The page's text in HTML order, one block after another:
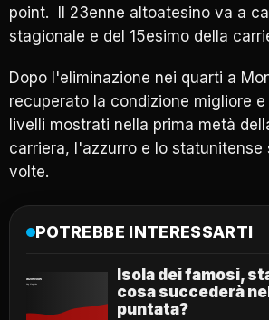
point. Il 23enne altoatesino va a
stagionale e del 15esimo della
Dopo l'eliminazione nei quarti a
recuperato la condizione migliore
livelli mostrati nella prima metà
carriera, l'azzurro e lo
volte.
POTREBBE INTERESSARTI
Isola dei famosi,
cosa succederà
puntata?